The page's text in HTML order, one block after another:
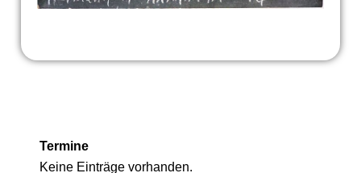
Termine
Keine Einträge vorhanden.